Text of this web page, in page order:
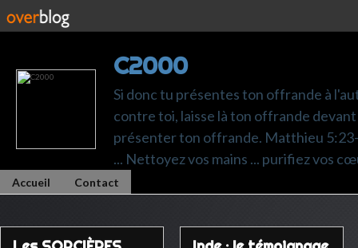
C2000
Si donc tu présentes ton offrande à
contre toi, laisse là ton offrande
présenter ton offrande. Matthieu 5:23-
... Nettoyez vos mains ... purifiez vos
Accueil Contact